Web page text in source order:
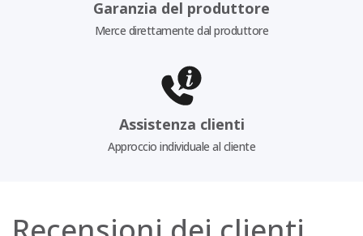
Garanzia del produttore
Merce direttamente dal produttore
Assistenza clienti
Approccio individuale al cliente